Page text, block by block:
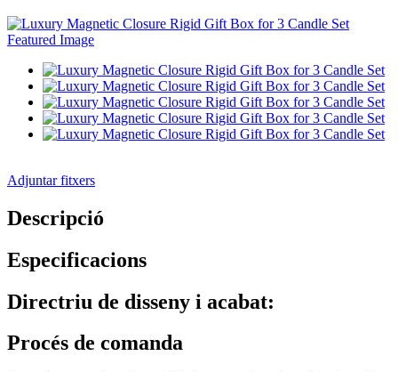
Adjuntar fitxers
Descripció
Especificacions
Directriu de disseny i acabat:
Procés de comanda